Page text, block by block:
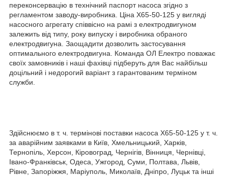
переконсервацію в технічний паспорт насоса згідно з
регламентом заводу-виробника. Ціна Х65-50-125 у вигляді
насосного агрегату співвісно на рамі з електродвигуном
залежить від типу, року випуску і виробника обраного
електродвигуна. Заощадити дозволить застосування
оптимального електродвигуна. Команда ОЛ Електро поважає
своїх замовників і наші фахівці підберуть для Вас найбільш
доцільний і недорогий варіант з гарантованим терміном
служби.
Здійснюємо в т. ч. термінові поставки насоса Х65-50-125 у т. ч.
за аварійним заявками в Київ, Хмельницький, Харків,
Тернопіль, Херсон, Кіровоград, Чернігів, Вінниця, Чернівці,
Івано-Франківськ, Одеса, Ужгород, Суми, Полтава, Львів,
Рівне, Запоріжжя, Маріуполь, Миколаїв, Дніпро, Луцьк та інші